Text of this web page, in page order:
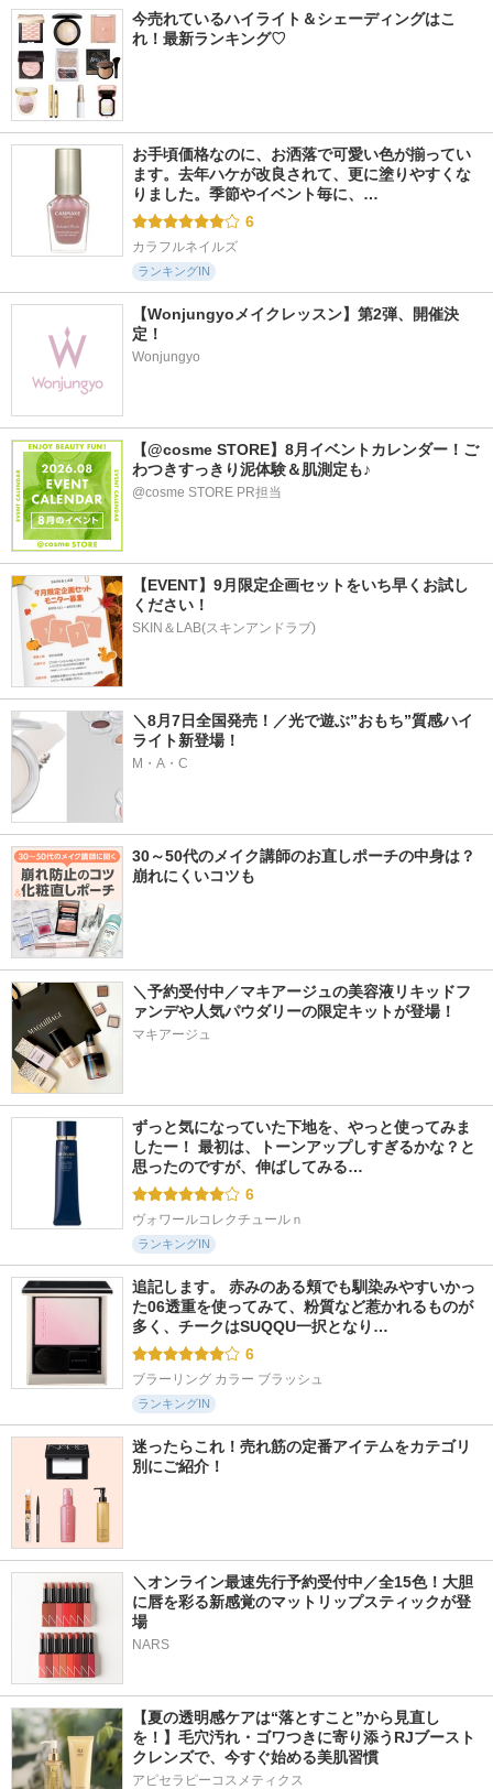
今売れているハイライト＆シェーディングはこ
れ！最新ランキング♡
お手頃価格なのに、お洒落で可愛い色が揃ってい
ます。去年ハケが改良されて、更に塗りやすくな
りました。季節やイベント毎に、…
6
カラフルネイルズ
ランキングIN
【Wonjungyoメイクレッスン】第2弾、開催決
定！
Wonjungyo
【@cosme STORE】8月イベントカレンダー！ご
わつきすっきり泥体験＆肌測定も♪
@cosme STORE PR担当
【EVENT】9月限定企画セットをいち早くお試し
ください！
SKIN＆LAB(スキンアンドラブ)
＼8月7日全国発売！／光で遊ぶ”おもち”質感ハイ
ライト新登場！
M・A・C
30～50代のメイク講師のお直しポーチの中身は？
崩れにくいコツも
＼予約受付中／マキアージュの美容液リキッドフ
ァンデや人気パウダリーの限定キットが登場！
マキアージュ
ずっと気になっていた下地を、やっと使ってみま
したー！ 最初は、トーンアップしすぎるかな？と
思ったのですが、伸ばしてみる…
6
ヴォワールコレクチュールｎ
ランキングIN
追記します。 赤みのある頬でも馴染みやすいかっ
た06透重を使ってみて、粉質など惹かれるものが
多く、チークはSUQQU一択となり…
6
ブラーリング カラー ブラッシュ
ランキングIN
迷ったらこれ！売れ筋の定番アイテムをカテゴリ
別にご紹介！
＼オンライン最速先行予約受付中／全15色！大胆
に唇を彩る新感覚のマットリップスティックが登
場
NARS
【夏の透明感ケアは“落とすこと”から見直し
を！】毛穴汚れ・ゴワつきに寄り添うRJブースト
クレンズで、今すぐ始める美肌習慣
アピセラピーコスメティクス